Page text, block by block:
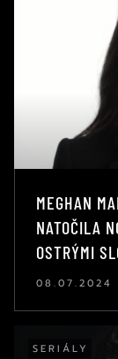
MEGHAN
NATOČILA
OSTRÝMI
08.07.2024
SERIÁLY